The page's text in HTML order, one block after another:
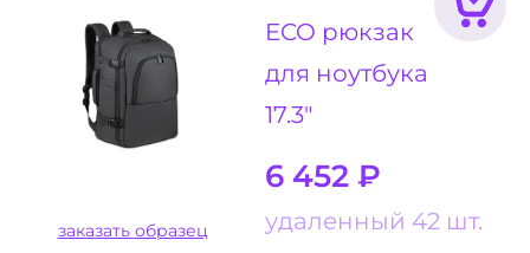
ECO рюкзак
для ноутбука
17.3"
6 452 ₽
удаленный 42 шт.
заказать образец